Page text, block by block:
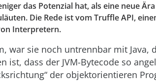
das Potenzial hat, als eine neue
Die Rede ist vom Truffle API,
Interpretern.
war sie noch untrennbar mit Java,
ist, dass der JVM-Bytecode so
der objektorientieren